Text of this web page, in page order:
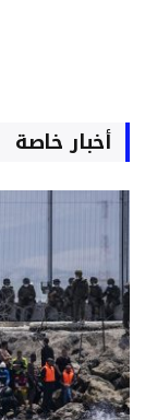
أخبار خاصة